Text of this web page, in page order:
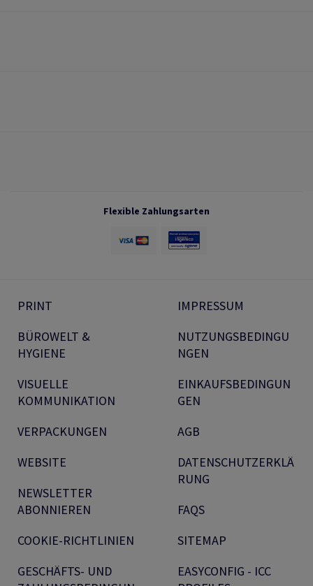
Flexible Zahlungsarten
PRINT
BÜROWELT &
HYGIENE
VISUELLE
KOMMUNIKATION
VERPACKUNGEN
WEBSITE
NEWSLETTER
ABONNIEREN
COOKIE-RICHTLINIEN
GESCHÄFTS- UND
IMPRESSUM
NUTZUNGSBEDINGU
NGEN
EINKAUFSBEDINGUN
GEN
AGB
DATENSCHUTZERKLÄ
RUNG
FAQS
SITEMAP
EASYCONFIG - ICC